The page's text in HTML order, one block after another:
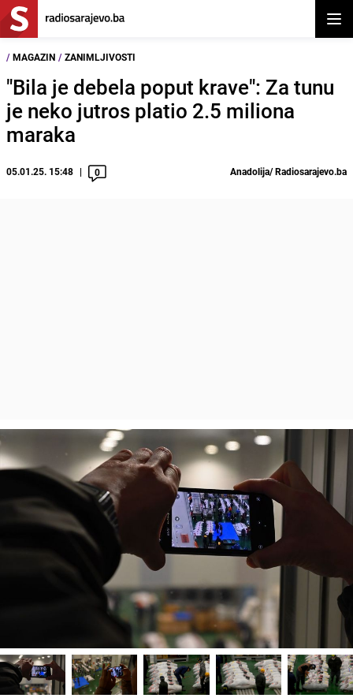
/ MAGAZIN / ZANIMLJIVOSTI
"Bila je debela poput krave": Za tunu
je neko jutros platio 2.5 miliona
maraka
05.01.25. 15:48 0 Anadolija/ Radiosarajevo.ba